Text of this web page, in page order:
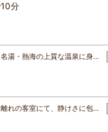
分
名湯・熱海の上質な温泉に身…
離れの客室にて、静けさに包…